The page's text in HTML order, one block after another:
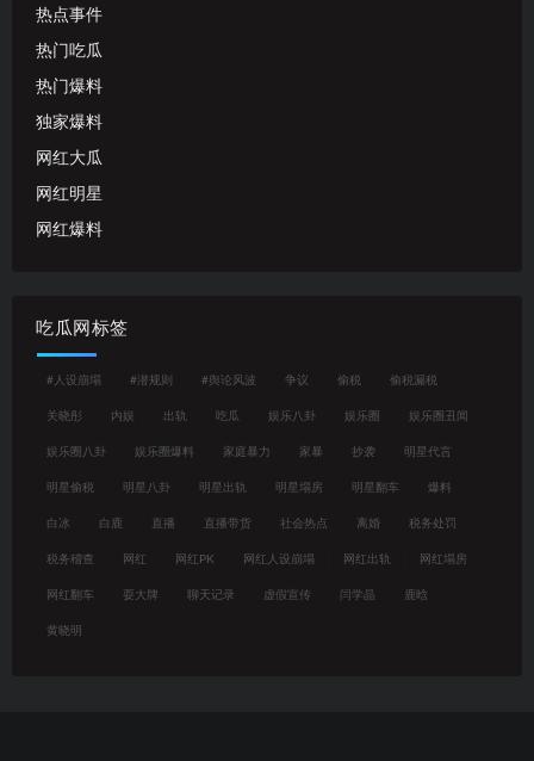
热点事件
热门吃瓜
热门爆料
独家爆料
网红大瓜
网红明星
网红爆料
吃瓜网标签
#人设崩塌 #潜规则 #舆论风波 争议 偷税 偷税漏税
关晓彤 内娱 出轨 吃瓜 娱乐八卦 娱乐圈 娱乐圈丑闻
娱乐圈八卦 娱乐圈爆料 家庭暴力 家暴 抄袭 明星代言
明星偷税 明星八卦 明星出轨 明星塌房 明星翻车 爆料
白冰 白鹿 直播 直播带货 社会热点 离婚 税务处罚
税务稽查 网红 网红PK 网红人设崩塌 网红出轨 网红塌房
网红翻车 耍大牌 聊天记录 虚假宣传 闫学晶 鹿晗
黄晓明